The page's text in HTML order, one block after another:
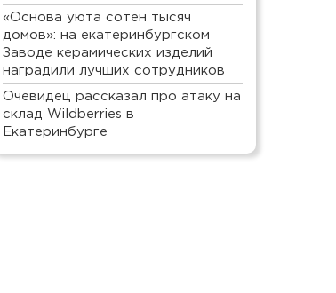
«Основа уюта сотен тысяч
домов»: на екатеринбургском
Заводе керамических изделий
наградили лучших сотрудников
Очевидец рассказал про атаку на
склад Wildberries в
Екатеринбурге